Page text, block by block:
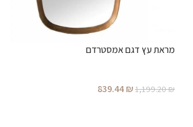
מראת עץ דגם אמסטרדם
1,199.20₪
839.44₪